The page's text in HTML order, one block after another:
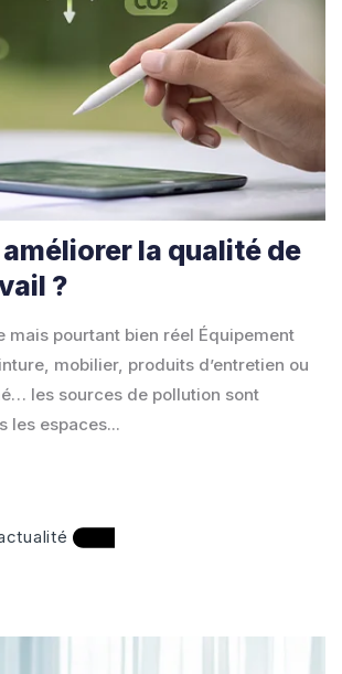
la qualité de
?
mais pourtant bien réel Équipement
mobilier, produits d’entretien ou
les sources de pollution sont
les espaces...